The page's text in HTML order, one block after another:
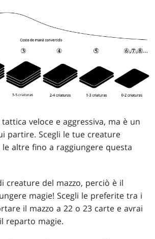
veloce e aggressiva, ma è un
partire. Scegli le tue creature
altre fino a raggiungere questa
creature del mazzo, perciò è il
magie! Scegli le preferite tra i
il mazzo a 22 o 23 carte e avrai
reparto magie.